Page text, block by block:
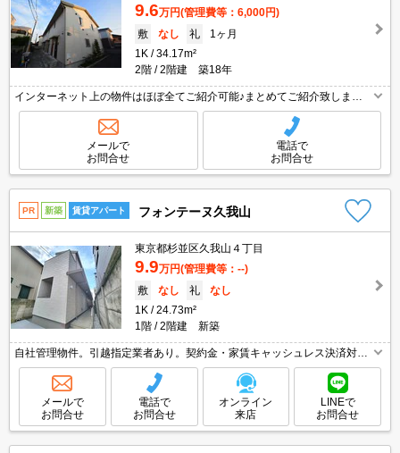
9.6万円(管理費等：6,000円)
敷
なし 礼
1ヶ月
1K
34.17m²
2階
2階建 築18年
インターネット上の物件はほぼ全てご紹介可能♪まとめてご紹介致します♪
お気軽にお問合せください！お部屋探しはタウンハウジングまで☆新着情
メールで
お問合せ
電話で
お問合せ
PR 新築 賃貸アパート フォンテーヌ久我山
東京都杉並区久我山４丁目
9.9万円(管理費等：--)
敷
なし 礼
なし
1K
24.73m²
1階
2階建 新築
自社管理物件。引越指定業者あり。契約金・家賃キャッシュレス決済対応
（条件あり）。家賃の支払でポイントたまります（条件あり）。NURO光
無料。新築。画像の家具小物家電はCGであり付いていません。
メールで
お問合せ
電話で
お問合せ
オンライン
来店
LINEで
お問合せ